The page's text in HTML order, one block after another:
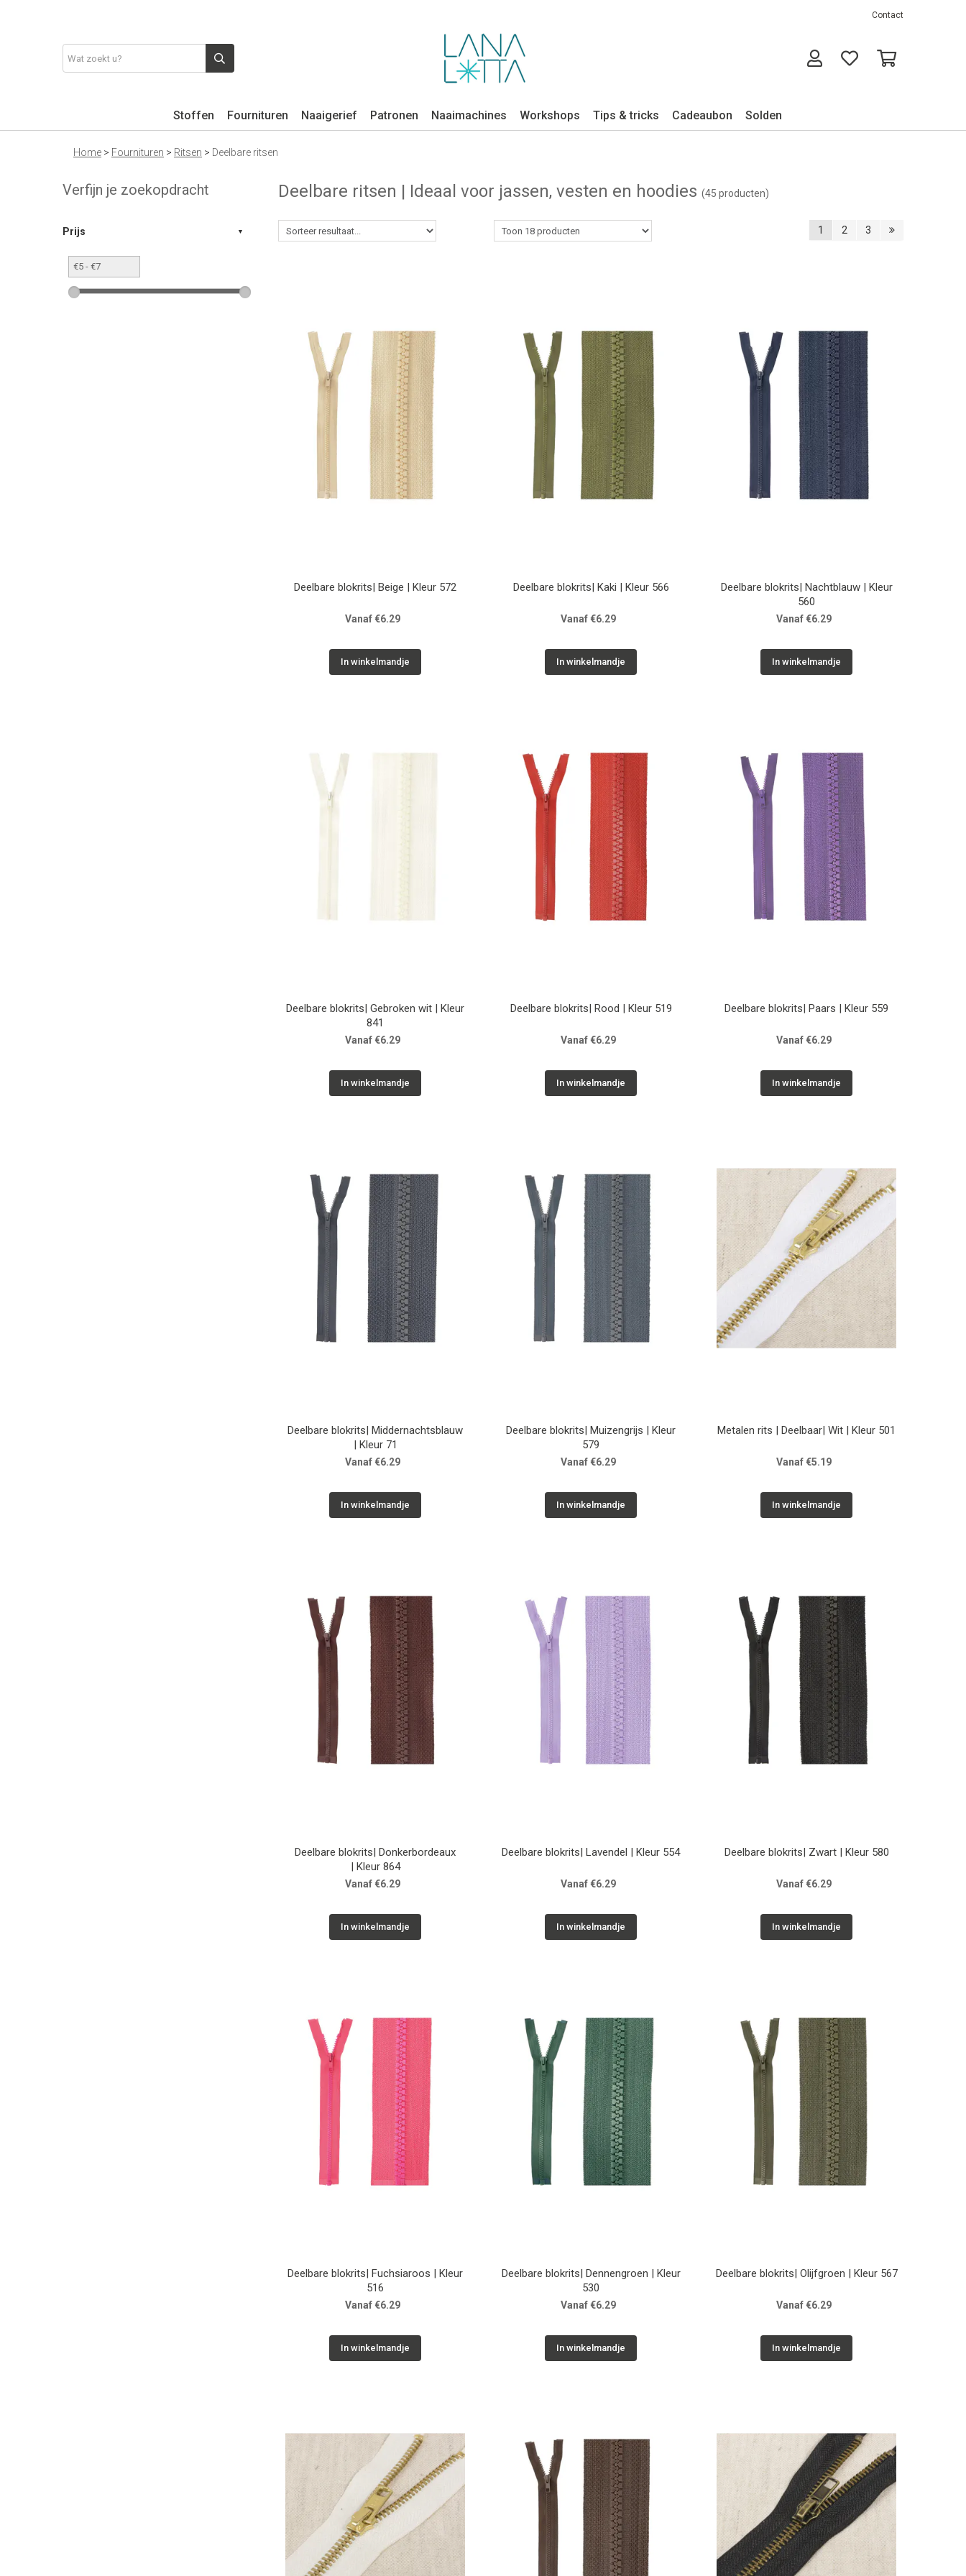
Contact
Stoffen Fournituren Naaigerief Patronen Naaimachines Workshops Tips & tricks Cadeaubon Solden
Home > Fournituren > Ritsen > Deelbare ritsen
Verfijn je zoekopdracht
Prijs
Deelbare ritsen | Ideaal voor jassen, vesten en hoodies (45 producten)
1 2 3
Deelbare blokrits| Beige | Kleur 572
Vanaf €6.29
In winkelmandje
Deelbare blokrits| Kaki | Kleur 566
Vanaf €6.29
In winkelmandje
Deelbare blokrits| Nachtblauw | Kleur
560
Vanaf €6.29
In winkelmandje
Deelbare blokrits| Gebroken wit | Kleur
841
Vanaf €6.29
In winkelmandje
Deelbare blokrits| Rood | Kleur 519
Vanaf €6.29
In winkelmandje
Deelbare blokrits| Paars | Kleur 559
Vanaf €6.29
In winkelmandje
Deelbare blokrits| Middernachtsblauw
| Kleur 71
Vanaf €6.29
In winkelmandje
Deelbare blokrits| Muizengrijs | Kleur
579
Vanaf €6.29
In winkelmandje
Metalen rits | Deelbaar| Wit | Kleur 501
Vanaf €5.19
In winkelmandje
Deelbare blokrits| Donkerbordeaux
| Kleur 864
Vanaf €6.29
In winkelmandje
Deelbare blokrits| Lavendel | Kleur 554
Vanaf €6.29
In winkelmandje
Deelbare blokrits| Zwart | Kleur 580
Vanaf €6.29
In winkelmandje
Deelbare blokrits| Fuchsiaroos | Kleur
516
Vanaf €6.29
In winkelmandje
Deelbare blokrits| Dennengroen | Kleur
530
Vanaf €6.29
In winkelmandje
Deelbare blokrits| Olijfgroen | Kleur 567
Vanaf €6.29
In winkelmandje